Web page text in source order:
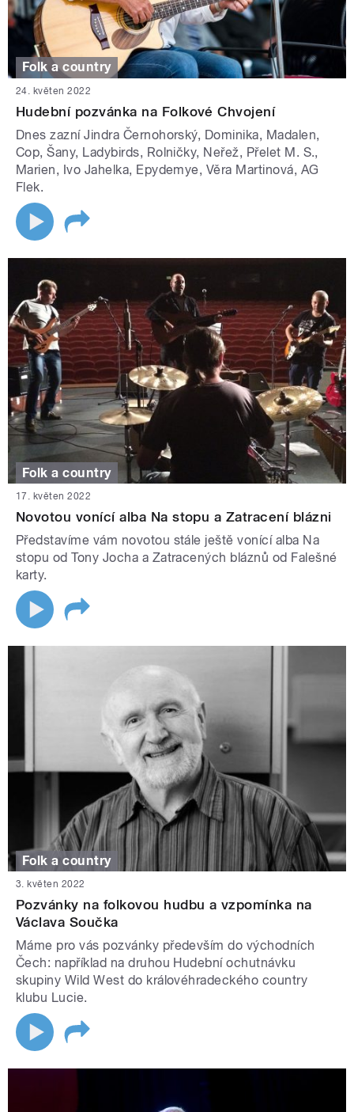
Folk a country
24. květen 2022
Hudební pozvánka na Folkové Chvojení
Dnes zazní Jindra Černohorský, Dominika, Madalen,
Cop, Šany, Ladybirds, Rolničky, Neřež, Přelet M. S.,
Marien, Ivo Jahelka, Epydemye, Věra Martinová, AG
Flek.
Folk a country
17. květen 2022
Novotou vonící alba Na stopu a Zatracení blázni
Představíme vám novotou stále ještě vonící alba Na
stopu od Tony Jocha a Zatracených bláznů od Falešné
karty.
Folk a country
3. květen 2022
Pozvánky na folkovou hudbu a vzpomínka na
Václava Součka
Máme pro vás pozvánky především do východních
Čech: například na druhou Hudební ochutnávku
skupiny Wild West do královéhradeckého country
klubu Lucie.